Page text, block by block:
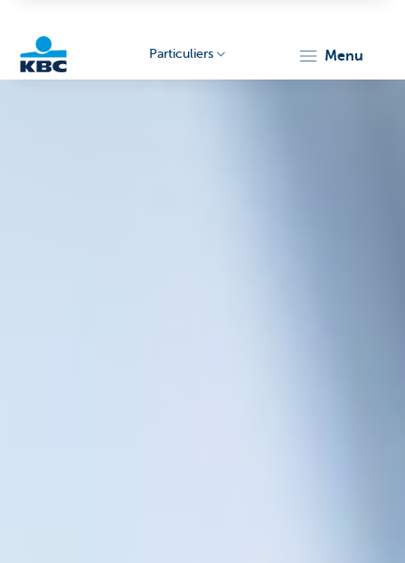
Particuliers menu